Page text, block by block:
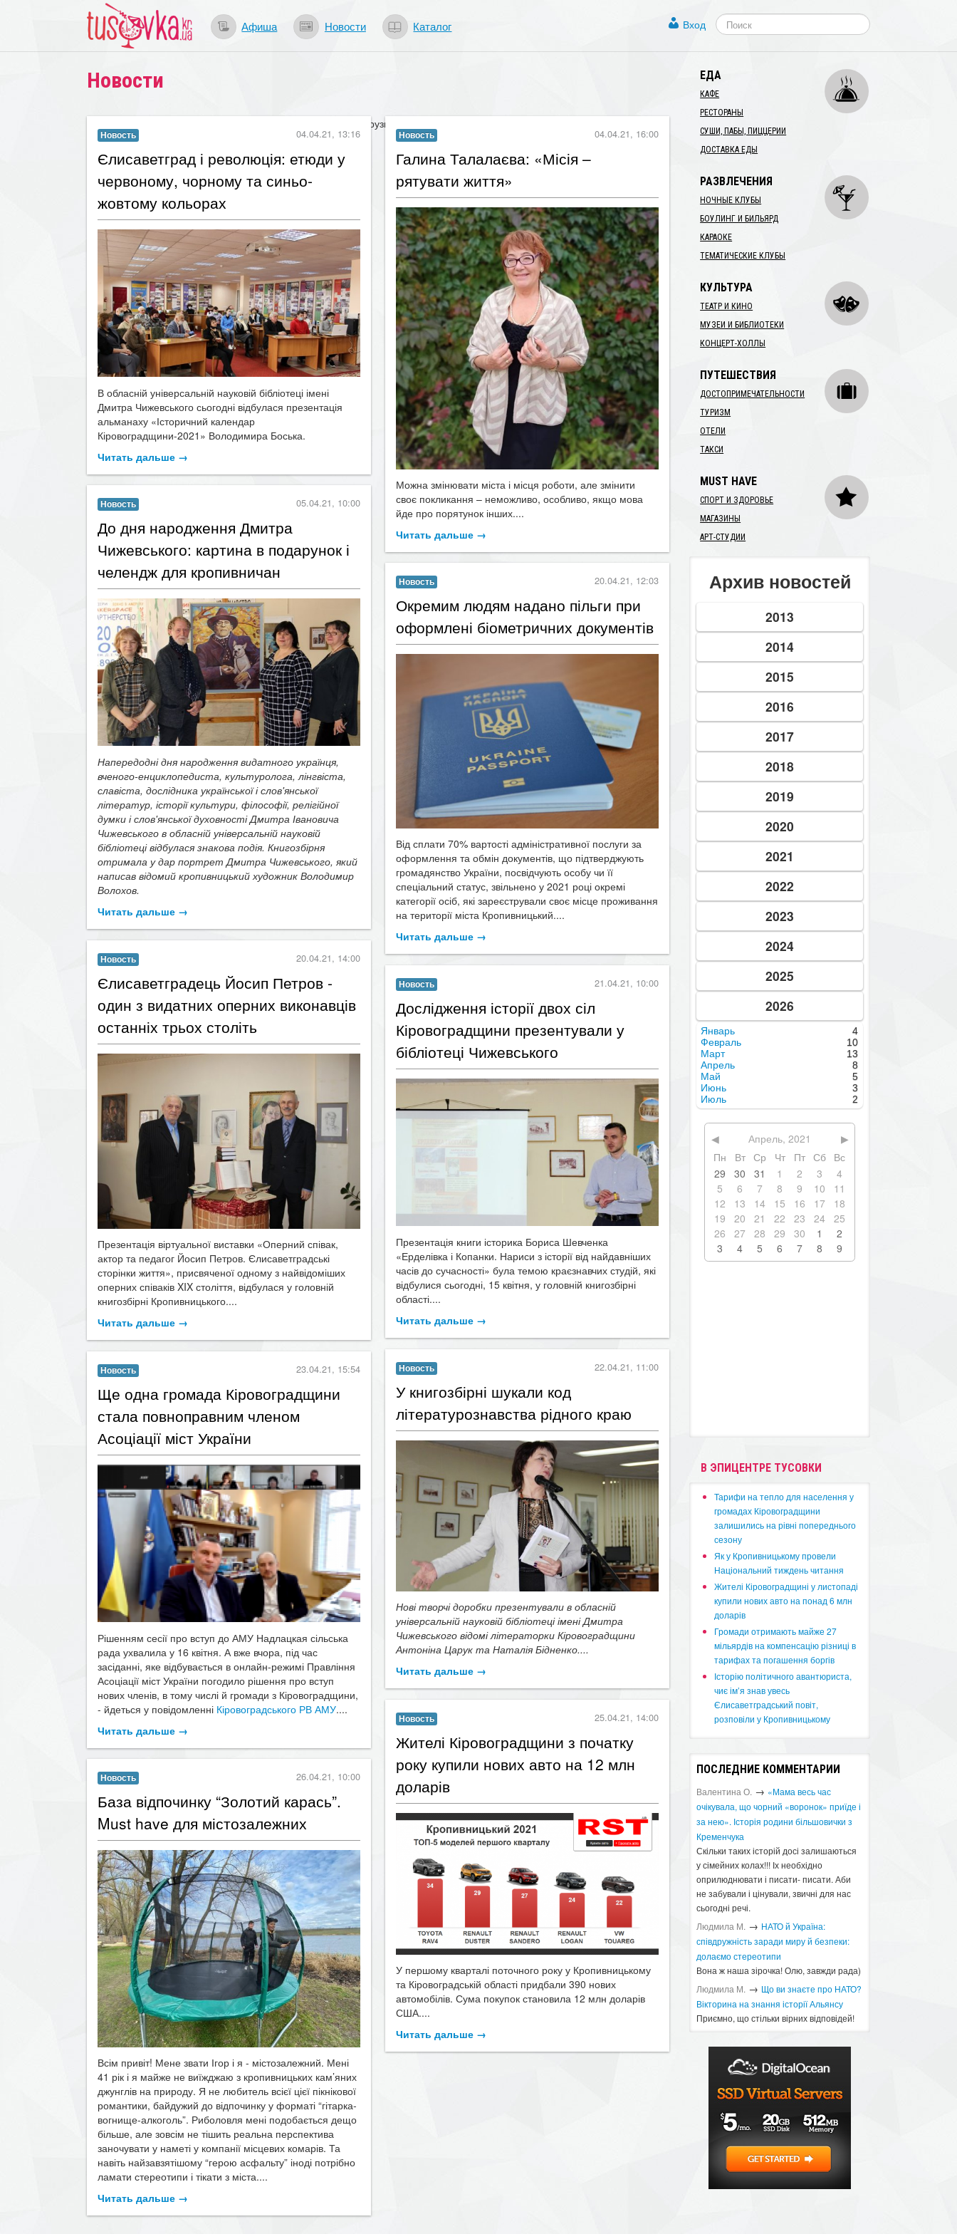
Афиша Новости Каталог Вход
Новости
Новость 04.04.21, 13:16
​Єлисаветград і революція: етюди у
червоному, чорному та синьо-
жовтому кольорах
В обласній універсальній науковій бібліотеці імені
Дмитра Чижевського сьогодні відбулася презентація
альманаху «Історичний календар
Кіровоградщини-2021» Володимира Боська.
Читать дальше →
Новость 04.04.21, 16:00
​Галина Талалаєва: «Місія –
рятувати життя»
Можна змінювати міста і місця роботи, але змінити
своє покликання – неможливо, особливо, якщо мова
йде про порятунок інших....
Читать дальше →
Новость 05.04.21, 10:00
​До дня народження Дмитра
Чижевського: картина в подарунок і
челендж для кропивничан
Напередодні дня народження видатного українця,
вченого-енциклопедиста, культуролога, лінгвіста,
славіста, дослідника української і слов'янської
літератур, історії культури, філософії, релігійної
думки і слов'янської духовності Дмитра Івановича
Чижевського в обласній універсальній науковій
бібліотеці відбулася знакова подія. Книгозбірня
отримала у дар портрет Дмитра Чижевського, який
написав відомий кропивницький художник Володимир
Волохов.
Читать дальше →
Новость 20.04.21, 12:03
​Окремим людям надано пільги при
оформлені біометричних документів
Від сплати 70% вартості адміністративної послуги за
оформлення та обмін документів, що підтверджують
громадянство України, посвідчують особу чи її
спеціальний статус, звільнено у 2021 році окремі
категорії осіб, які зареєстрували своє місце проживання
на території міста Кропивницький....
Читать дальше →
Новость 20.04.21, 14:00
​Єлисаветградець Йосип Петров -
один з видатних оперних виконавців
останніх трьох століть
Презентація віртуальної виставки «Оперний співак,
актор та педагог Йосип Петров. Єлисаветградські
сторінки життя», присвяченої одному з найвідоміших
оперних співаків XIX століття, відбулася у головній
книгозбірні Кропивницького....
Читать дальше →
Новость 21.04.21, 10:00
​Дослідження історії двох сіл
Кіровоградщини презентували у
бібліотеці Чижевського
Презентація книги історика Бориса Шевченка
«Ерделівка і Копанки. Нариси з історії від найдавніших
часів до сучасності» була темою краєзнавчих студій, які
відбулися сьогодні, 15 квітня, у головній книгозбірні
області....
Читать дальше →
Новость 22.04.21, 11:00
У книгозбірні шукали код
літературознавства рідного краю
Нові творчі доробки презентували в обласній
універсальній науковій бібліотеці імені Дмитра
Чижевського відомі літераторки Кіровоградщини
Антоніна Царук та Наталія Бідненко....
Читать дальше →
Новость 23.04.21, 15:54
​Ще одна громада Кіровоградщини
стала повноправним членом
Асоціації міст України
Рішенням сесії про вступ до АМУ Надлацкая сільська
рада ухвалила у 16 квітня. А вже вчора, під час
засіданні, яке відбувається в онлайн-режимі Правління
Асоціації міст України погодило рішення про вступ
нових членів, в тому числі й громади з Кіровоградщини,
- йдеться у повідомленні Кіровоградського РВ АМУ....
Читать дальше →
Новость 25.04.21, 14:00
​Жителі Кіровоградщини з початку
року купили нових авто на 12 млн
доларів
У першому кварталі поточного року у Кропивницькому
та Кіровоградській області придбали 390 нових
автомобілів. Сума покупок становила 12 млн доларів
США....
Читать дальше →
Новость 26.04.21, 10:00
​База відпочинку “Золотий карась”.
Must have для містозалежних
Всім привіт! Мене звати Ігор і я - містозалежний. Мені
41 рік і я майже не виїжджаю з кропивницьких кам’яних
джунглів на природу. Я не любитель всієї цієї пікнікової
романтики, байдужий до відпочинку у форматі “гітарка-
вогнище-алкоголь”. Риболовля мені подобається дещо
більше, але зовсім не тішить реальна перспектива
заночувати у наметі у компанії місцевих комарів. Та
навіть найзавзятішому “герою асфальту” іноді потрібно
ламати стереотипи і тікати з міста....
Читать дальше →
Загрузка...
ЕДА
КАФЕ
РЕСТОРАНЫ
СУШИ, ПАБЫ, ПИЦЦЕРИИ
ДОСТАВКА ЕДЫ
РАЗВЛЕЧЕНИЯ
НОЧНЫЕ КЛУБЫ
БОУЛИНГ И БИЛЬЯРД
КАРАОКЕ
ТЕМАТИЧЕСКИЕ КЛУБЫ
КУЛЬТУРА
ТЕАТР И КИНО
МУЗЕИ И БИБЛИОТЕКИ
КОНЦЕРТ-ХОЛЛЫ
ПУТЕШЕСТВИЯ
ДОСТОПРИМЕЧАТЕЛЬНОСТИ
ТУРИЗМ
ОТЕЛИ
ТАКСИ
MUST HAVE
СПОРТ И ЗДОРОВЬЕ
МАГАЗИНЫ
АРТ-СТУДИИ
Архив новостей
2013
2014
2015
2016
2017
2018
2019
2020
2021
2022
2023
2024
2025
2026
Январь
4
Февраль
10
Март
13
Апрель
8
Май
5
Июнь
3
Июль
2
◀ Апрель, 2021
▶
Пн
Вт Ср Чт Пт Сб Вс
29
30 31 1 2 3
4
5
6 7 8 9 10
11
12
13 14 15 16 17
18
19
20 21 22 23 24
25
26
27 28 29 30 1
2
3
4 5 6 7 8 9
В ЭПИЦЕНТРЕ ТУСОВКИ
​Тарифи на тепло для населення у
громадах Кіровоградщини
залишились на рівні попереднього
сезону
​Як у Кропивницькому провели
Національний тиждень читання
​Жителі Кіровоградщині у листопаді
купили нових авто на понад 6 млн
доларів
​Громади отримають майже 27
мільярдів на компенсацію різниці в
тарифах та погашення боргів
Історію політичного авантюриста,
чиє ім’я знав увесь
Єлисаветградський повіт,
розповіли у Кропивницькому
ПОСЛЕДНИЕ КОММЕНТАРИИ
Валентина О. → «Мама весь час
очікувала, що чорний «воронок» приїде і
за нею». Історія родини більшовички з
Кременчука
Скільки таких історій досі залишаються
у сімейних колах!!! Іх необхідно
оприлюднювати і писати- писати. Аби
не забували і цінували, звичні для нас
сьогодні речі.
Людмила М. → ​НАТО й Україна:
співдружність заради миру й безпеки:
долаємо стереотипи
Вона ж наша зірочка! Олю, завжди рада)
Людмила М. → Що ви знаєте про НАТО?
Вікторина на знання історії Альянсу ​
Приємно, що стільки вірних відповідей!